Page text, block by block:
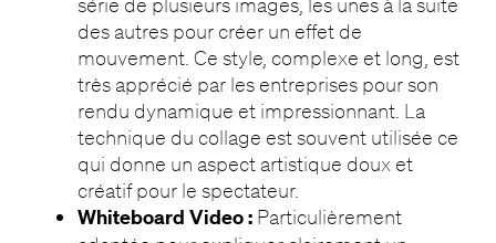
des autres pour créer un effet de
mouvement. Ce style, complexe et long, est
très apprécié par les entreprises pour son
rendu dynamique et impressionnant. La
technique du collage est souvent utilisée ce
qui donne un aspect artistique doux et
créatif pour le spectateur.
Whiteboard Video :Particulièrement